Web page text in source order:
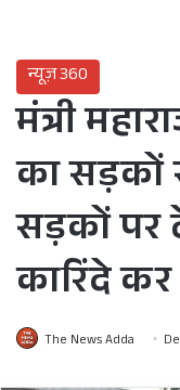
न्यूज़ 360
मंत्री
का सड़कों
सड़कों पर
कारिंदे कर
The News Adda